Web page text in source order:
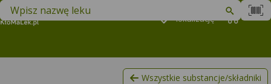
lokalizację
Znajdź lek w swojej okolicy
Wszystkie substancje/składniki